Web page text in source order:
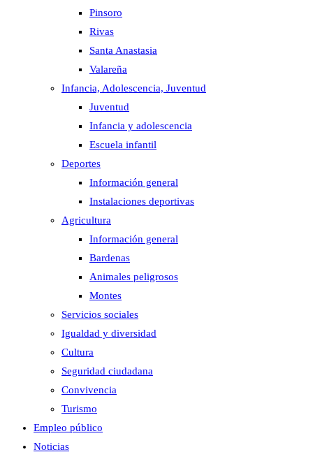
Pinsoro
Rivas
Santa Anastasia
Valareña
Infancia, Adolescencia, Juventud
Juventud
Infancia y adolescencia
Escuela infantil
Deportes
Información general
Instalaciones deportivas
Agricultura
Información general
Bardenas
Animales peligrosos
Montes
Servicios sociales
Igualdad y diversidad
Cultura
Seguridad ciudadana
Convivencia
Turismo
Empleo público
Noticias